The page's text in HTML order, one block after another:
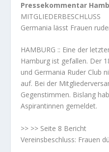
Pressekommentar
MITGLIEDERBESCHLUSS
Germania lässt Frauen
HAMBURG :: Eine der
Hamburg ist gefallen. Der
und Germania Ruder Club
auf. Bei der
Gegenstimmen. Bislang
Aspirantinnen gemeldet.
>> >> Seite 8 Bericht
Vereinsbeschluss: Frauen